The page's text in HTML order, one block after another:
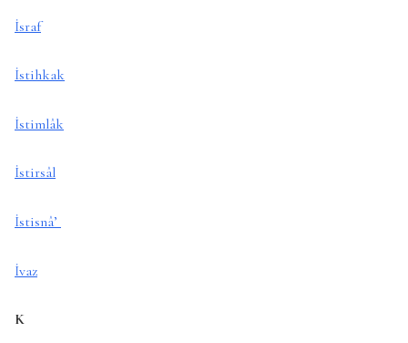
İsraf
İstihkak
İstimlâk
İstirsâl
İstisnâ’
İvaz
K